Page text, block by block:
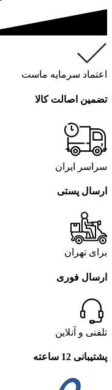
اعتماد سرمایه ماست
تضمین اصالت کالا
سراسر ایران
ارسال پستی
برای تهران
ارسال فوری
تلفنی و آنلاین
پشتیبانی 12 ساعته